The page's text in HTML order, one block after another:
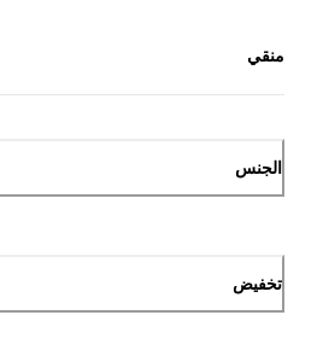
منقي
الجنس
تخفيض